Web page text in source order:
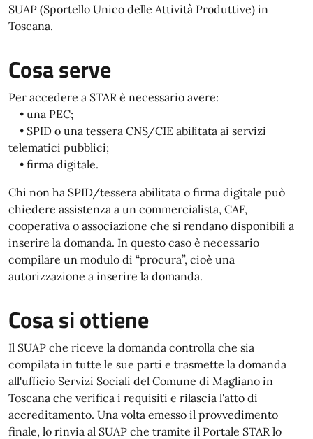
SUAP (Sportello Unico delle Attività Produttive) in
Toscana.
Cosa serve
Per accedere a STAR è necessario avere:
• una PEC;
• SPID o una tessera CNS/CIE abilitata ai servizi
telematici pubblici;
• firma digitale.
Chi non ha SPID/tessera abilitata o firma digitale può
chiedere assistenza a un commercialista, CAF,
cooperativa o associazione che si rendano disponibili a
inserire la domanda. In questo caso è necessario
compilare un modulo di “procura”, cioè una
autorizzazione a inserire la domanda.
Cosa si ottiene
Il SUAP che riceve la domanda controlla che sia
compilata in tutte le sue parti e trasmette la domanda
all'ufficio Servizi Sociali del Comune di Magliano in
Toscana che verifica i requisiti e rilascia l'atto di
accreditamento. Una volta emesso il provvedimento
finale, lo rinvia al SUAP che tramite il Portale STAR lo